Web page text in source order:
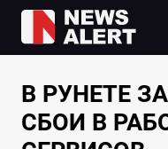
В РУНЕТЕ
СБОИ В